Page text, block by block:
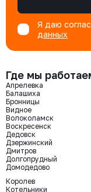
Я даю
данных
Где мы
Апрелевка
Балашиха
Бронницы
Видное
Волоколамск
Воскресенск
Дедовск
Дзержинский
Дмитров
Долгопрудный
Домодедово
Королев
Котельники